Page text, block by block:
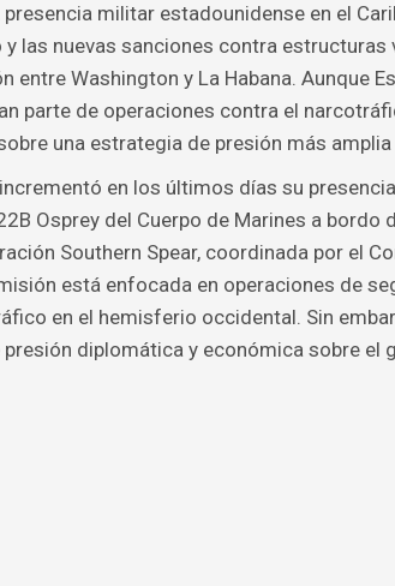
presencia militar estadounidense en el
las nuevas sanciones contra estructuras
entre Washington y La Habana. Aunque
parte de operaciones contra el
una estrategia de presión más amplia
en los últimos días su
Osprey del Cuerpo de Marines a bordo
Southern Spear, coordinada por el
está enfocada en operaciones de
en el hemisferio occidental. Sin
diplomática y económica sobre el